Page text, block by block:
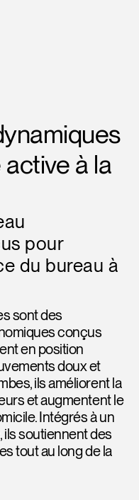
à la
pour
du bureau à
sont des
conçus
en position
doux et
ils améliorent la
et augmentent le
Intégrés à un
soutiennent des
tout au long de la